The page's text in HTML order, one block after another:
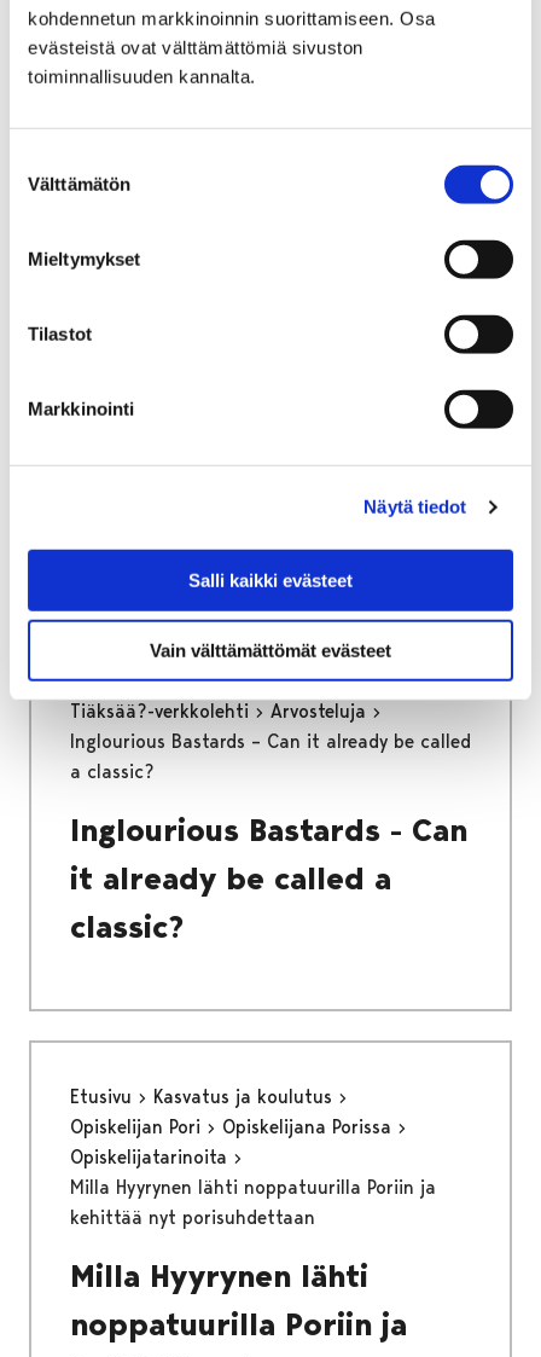
kohdennetun markkinoinnin suorittamiseen. Osa
evästeistä ovat välttämättömiä sivuston
toiminnallisuuden kannalta.
valinta
Välttämätön
Mieltymykset
Tilastot
Markkinointi
Näytä tiedot
Salli kaikki evästeet
Vain välttämättömät evästeet
Etusivu Vapaa-aika
Liikunta
Liikuntapaikat
Etusivu Kasvatus ja koulutus
Lukio
Tiäksää?-verkkolehti
Arvosteluja
Inglourious Bastards – Can it already be called
a classic?
Inglourious Bastards - Can
it already be called a
classic?
Etusivu
Kasvatus ja koulutus
Opiskelijan Pori
Opiskelijana Porissa
Opiskelijatarinoita
Milla Hyyrynen lähti noppatuurilla Poriin ja
kehittää nyt porisuhdettaan
Milla Hyyrynen lähti
noppatuurilla Poriin ja